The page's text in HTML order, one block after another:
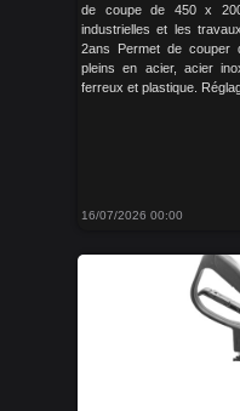
de coupe de 450 x
industrielles et les
2ans Permet de couper
pleins en acier, acier
ferreux et plastique.
16/07/2026 00:00